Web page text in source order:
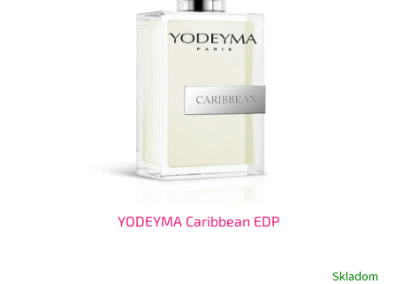
YODEYMA Caribbean EDP
Skladom